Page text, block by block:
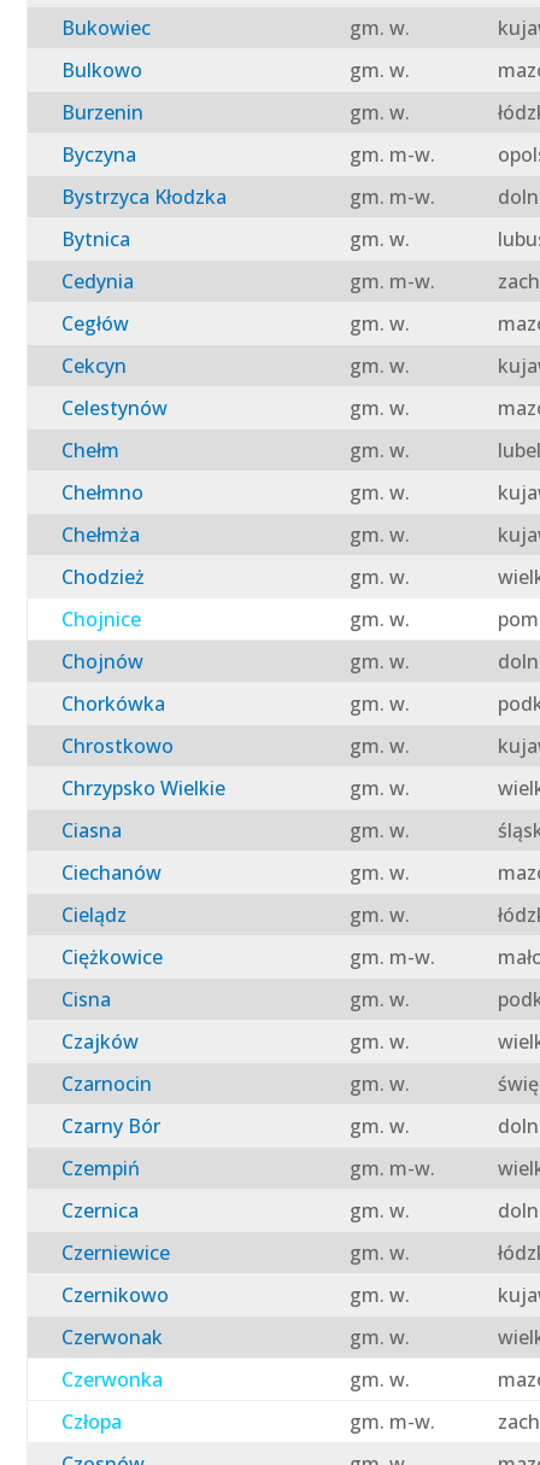
Bukowiec
gm. w.
Bulkowo
gm. w.
Burzenin
gm. w.
Byczyna
gm. m-w.
Bystrzyca Kłodzka
gm. m-w.
Bytnica
gm. w.
Cedynia
gm. m-w.
Cegłów
gm. w.
Cekcyn
gm. w.
Celestynów
gm. w.
Chełm
gm. w.
Chełmno
gm. w.
Chełmża
gm. w.
Chodzież
gm. w.
Chojnice
gm. w.
Chojnów
gm. w.
Chorkówka
gm. w.
Chrostkowo
gm. w.
Chrzypsko Wielkie
gm. w.
Ciasna
gm. w.
Ciechanów
gm. w.
Cielądz
gm. w.
Ciężkowice
gm. m-w.
Cisna
gm. w.
Czajków
gm. w.
Czarnocin
gm. w.
Czarny Bór
gm. w.
Czempiń
gm. m-w.
Czernica
gm. w.
Czerniewice
gm. w.
Czernikowo
gm. w.
Czerwonak
gm. w.
Czerwonka
gm. w.
Człopa
gm. m-w.